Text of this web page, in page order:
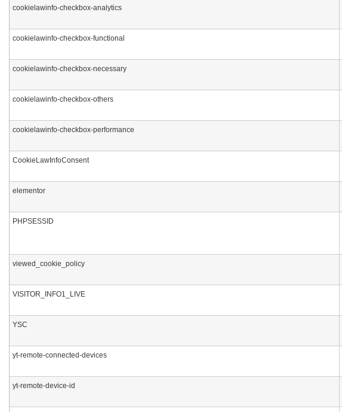
cookielawinfo-checkbox-analytics
cookielawinfo-checkbox-functional
cookielawinfo-checkbox-necessary
cookielawinfo-checkbox-others
cookielawinfo-checkbox-performance
CookieLawInfoConsent
elementor
PHPSESSID
viewed_cookie_policy
VISITOR_INFO1_LIVE
YSC
yt-remote-connected-devices
yt-remote-device-id